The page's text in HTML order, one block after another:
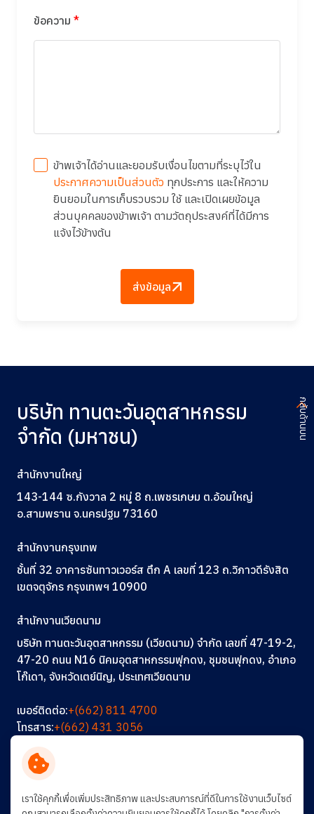
ข้อความ *
ข้าพเจ้าได้อ่านและยอมรับเงื่อนไขตามที่ระบุไว้ใน
ประกาศความเป็นส่วนตัว ทุกประการ และให้ความ
ยินยอมในการเก็บรวบรวม ใช้ และเปิดเผยข้อมูล
ส่วนบุคคลของข้าพเจ้า ตามวัตถุประสงค์ที่ได้มีการ
แจ้งไว้ข้างต้น
ส่งข้อมูล
บริษัท ทานตะวันอุตสาหกรรม
จำกัด (มหาชน)
สำนักงานใหญ่
143-144 ซ.กังวาล 2 หมู่ 8 ถ.เพชรเกษม ต.อ้อมใหญ่
อ.สามพราน จ.นครปฐม 73160
สำนักงานกรุงเทพ
ชั้นที่ 32 อาคารซันทาวเวอร์ส ตึก A เลขที่ 123 ถ.วิภาวดีรังสิต
เขตจตุจักร กรุงเทพฯ 10900
สำนักงานเวียดนาม
บริษัท ทานตะวันอุตสาหกรรม (เวียดนาม) จำกัด เลขที่ 47-19-2,
47-20 ถนน N16 นิคมอุตสาหกรรมฟุกดง, ชุมชนฟุกดง, อำเภอ
โก๊เดา, จังหวัดเตย์นิญ, ประเทศเวียดนาม
เบอร์ติดต่อ:+(662) 811 4700
โทรสาร:+(662) 431 3056
อีเมล:
ติดต่อเรา
ร่วมงานกับเรา
การพัฒนาอย่างยั่งยืน
กลับด้านบน
เราใช้คุกกี้เพื่อเพิ่มประสิทธิภาพ และประสบการณ์ที่ดีในการใช้งานเว็บไซต์